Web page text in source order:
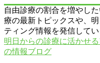
自由診療の割合を増やし
療の最新トピックスや、
ティング情報を発信してい
明日からの診療に活かせ
の情報ブログ